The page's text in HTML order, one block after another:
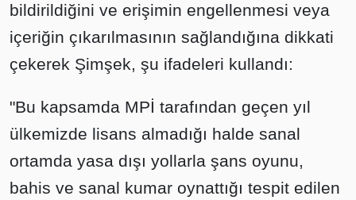
bildirildiğini ve erişimin engellenmesi veya
içeriğin çıkarılmasının sağlandığına dikkati
çekerek Şimşek, şu ifadeleri kullandı:
"Bu kapsamda MPİ tarafından geçen yıl
ülkemizde lisans almadığı halde sanal
ortamda yasa dışı yollarla şans oyunu,
bahis ve sanal kumar oynattığı tespit edilen